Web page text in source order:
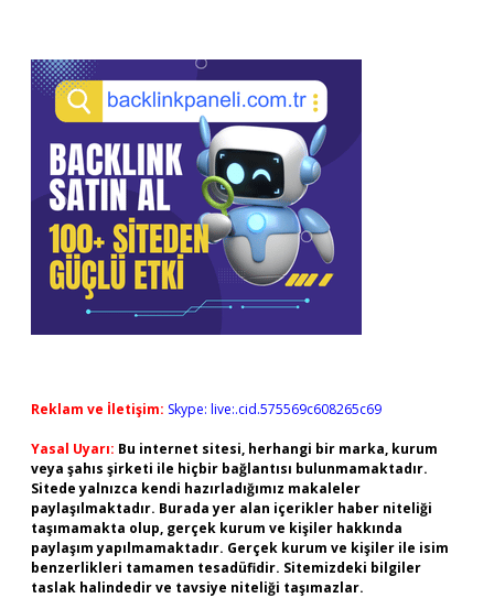
Reklam ve İletişim: Skype: live:.cid.575569c608265c69
Yasal Uyarı: Bu internet sitesi, herhangi bir marka, kurum
veya şahıs şirketi ile hiçbir bağlantısı bulunmamaktadır.
Sitede yalnızca kendi hazırladığımız makaleler
paylaşılmaktadır. Burada yer alan içerikler haber niteliği
taşımamakta olup, gerçek kurum ve kişiler hakkında
paylaşım yapılmamaktadır. Gerçek kurum ve kişiler ile isim
benzerlikleri tamamen tesadüfidir. Sitemizdeki bilgiler
taslak halindedir ve tavsiye niteliği taşımazlar.